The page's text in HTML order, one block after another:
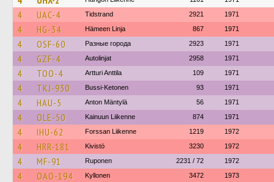
4 UAC-4 Tidstrand 2921 1971
4 HG-34 Hämeen Linja 867 1971
4 OSF-60 Разные города 2923 1971
4 GZF-4 Autolinjat 2958 1971
4 TOO-4 Artturi Anttila 109 1971
4 TKJ-930 Bussi-Ketonen 93 1971
4 HAU-5 Anton Mäntylä 56 1971
4 OLE-50 Kainuun Liikenne 874 1971
4 IHU-62 Forssan Liikenne 1219 1972
4 HRR-181 Kivistö 3230 1972
4 MF-91 Ruponen 2231 / 72 1972
4 OAO-194 Kyllonen 3472 1973